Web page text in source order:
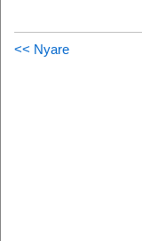
<< Nyare